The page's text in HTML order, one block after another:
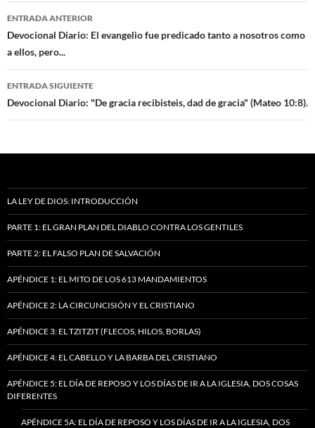
Navegación
de
entradas
ENTRADA ANTERIOR
Devocional Diario: El evangelio fue predicado tanto a nosotros como
a ellos, pero...
ENTRADA SIGUIENTE
Devocional Diario: "De gracia recibisteis, dad de gracia" (Mateo 10:8).
LA LEY DE DIOS: INTRODUCCIÓN
PARTE 1: EL GRAN PLAN DEL DIABLO CONTRA LOS GENTILES
PARTE 2: EL FALSO PLAN DE SALVACIÓN
APÉNDICE 1: EL MITO DE LOS 613 MANDAMIENTOS
APÉNDICE 2: LA CIRCUNCISIÓN Y EL CRISTIANO
APÉNDICE 3: EL TZITZIT (FLECOS, HILOS, BORLAS)
APÉNDICE 4: EL CABELLO Y LA BARBA DEL CRISTIANO
APÉNDICE 5: EL DÍA DE REPOSO Y LOS DÍAS DE IR A LA IGLESIA, DOS COSAS
DIFERENTES
APÉNDICE 5A: EL DÍA DE REPOSO Y LOS DÍAS DE IR A LA IGLESIA, DOS